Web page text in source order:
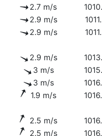
2.7 m/s
2.9 m/s
2.9 m/s
2.9 m/s
3 m/s
3 m/s
1.9 m/s
2.5 m/s
2.5 m/s